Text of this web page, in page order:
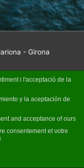
- Girona
i l'acceptació de la
y la aceptación de
and acceptance of ours
consentement et votre